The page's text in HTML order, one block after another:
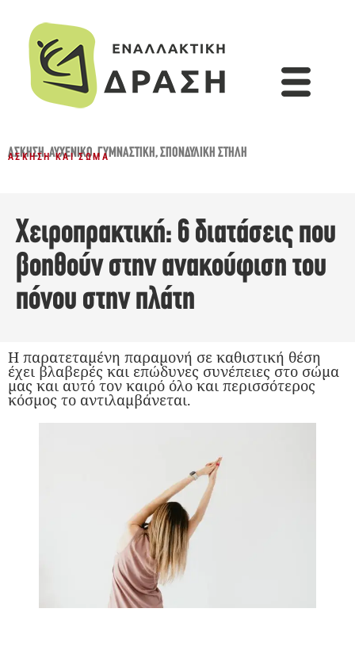
ΆΣΚΗΣΗ,ΑΥΧΕΝΙΚΌ,ΓΥΜΝΑΣΤΙΚΉ,ΣΠΟΝΔΥΛΙΚΉ ΣΤΉΛΗ
ΆΣΚΗΣΗ ΚΑΙ ΣΏΜΑ
Χειροπρακτική: 6 διατάσεις που
βοηθούν στην ανακούφιση του
πόνου στην πλάτη
Η παρατεταμένη παραμονή σε καθιστική θέση
έχει βλαβερές και επώδυνες συνέπειες στο σώμα
μας και αυτό τον καιρό όλο και περισσότερος
κόσμος το αντιλαμβάνεται.